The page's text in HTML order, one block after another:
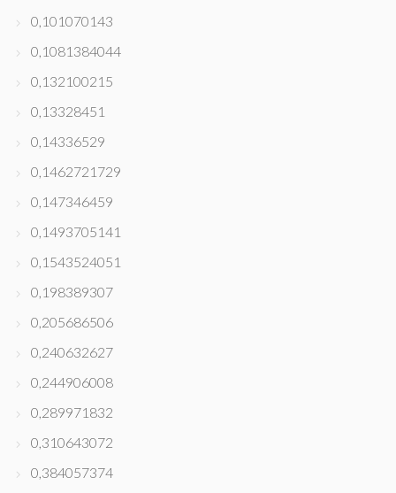
0,101070143
0,1081384044
0,132100215
0,13328451
0,14336529
0,1462721729
0,147346459
0,1493705141
0,1543524051
0,198389307
0,205686506
0,240632627
0,244906008
0,289971832
0,310643072
0,384057374